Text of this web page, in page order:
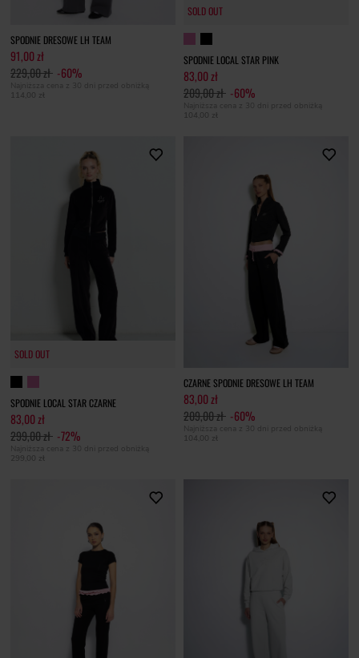
SPODNIE DRESOWE LH TEAM
91,00 zł
229,00 zł -60%
Najniższa cena z 30 dni przed obniżką
114,00 zł
SOLD OUT
SPODNIE LOCAL STAR PINK
83,00 zł
209,00 zł -60%
Najniższa cena z 30 dni przed obniżką
104,00 zł
SOLD OUT
SPODNIE LOCAL STAR CZARNE
83,00 zł
299,00 zł -72%
Najniższa cena z 30 dni przed obniżką
299,00 zł
CZARNE SPODNIE DRESOWE LH TEAM
83,00 zł
209,00 zł -60%
Najniższa cena z 30 dni przed obniżką
104,00 zł